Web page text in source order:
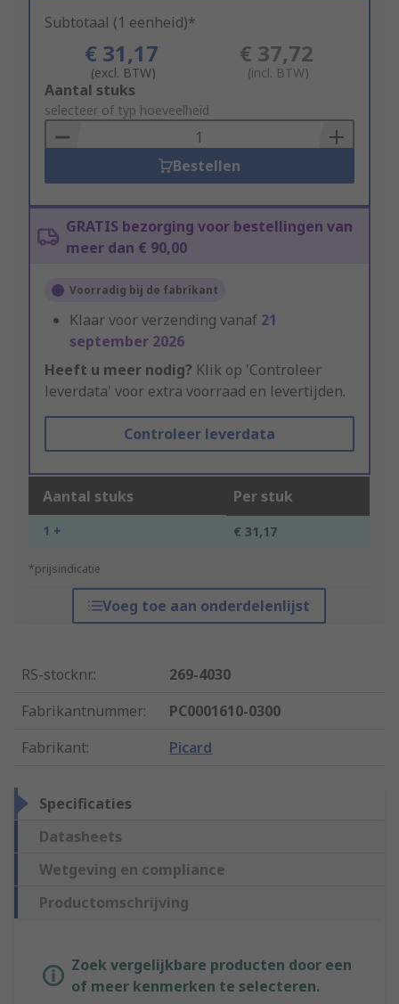
Subtotaal (1 eenheid)*
€ 31,17
(excl. BTW)
€ 37,72
(incl. BTW)
Add
to
Basket
Aantal stuks
selecteer of typ hoeveelheid
Bestellen
GRATIS bezorging voor bestellingen van
meer dan € 90,00
Voorradig bij de fabrikant
Klaar voor verzending vanaf 21
september 2026
Heeft u meer nodig? Klik op 'Controleer
leverdata' voor extra voorraad en levertijden.
Controleer leverdata
Aantal stuks Per stuk
1 + € 31,17
*prijsindicatie
Voeg toe aan onderdelenlijst
RS-stocknr.:
269-4030
Fabrikantnummer:
PC0001610-0300
Fabrikant: Picard
Specificaties
Datasheets
Wetgeving en compliance
Productomschrijving
Zoek vergelijkbare producten door een
of meer kenmerken te selecteren.